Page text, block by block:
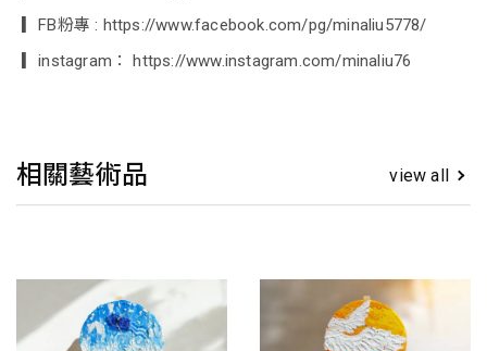
▎FB粉專 : https://www.facebook.com/pg/minaliu5778/
▎instagram： https://www.instagram.com/minaliu76
相關藝術品 view all